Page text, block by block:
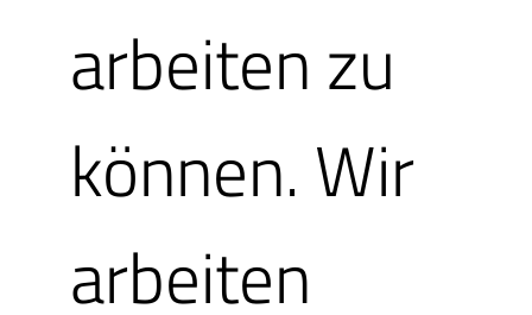
Herzlichen
Sie haben
arbeiten zu
können. Wir
arbeiten